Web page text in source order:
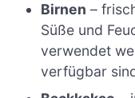
Birnen –
Süße und
verwendet
verfügbar